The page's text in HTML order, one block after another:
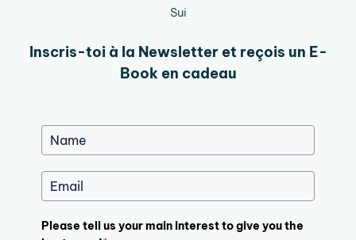
Sui
Inscris-toi à la Newsletter et reçois un E-
Book en cadeau
Please tell us your main interest to give you the